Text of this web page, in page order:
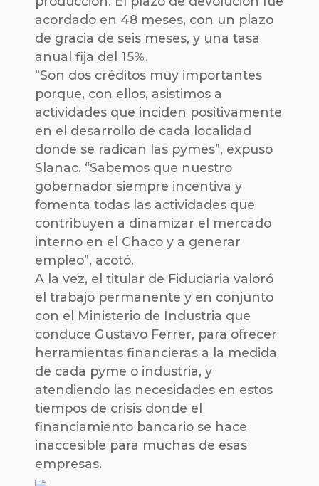
acordado en 48 meses, con un plazo
de gracia de seis meses, y una tasa
anual fija del 15%.
“Son dos créditos muy importantes
porque, con ellos, asistimos a
actividades que inciden positivamente
en el desarrollo de cada localidad
donde se radican las pymes”, expuso
Slanac. “Sabemos que nuestro
gobernador siempre incentiva y
fomenta todas las actividades que
contribuyen a dinamizar el mercado
interno en el Chaco y a generar
empleo”, acotó.
A la vez, el titular de Fiduciaria valoró
el trabajo permanente y en conjunto
con el Ministerio de Industria que
conduce Gustavo Ferrer, para ofrecer
herramientas financieras a la medida
de cada pyme o industria, y
atendiendo las necesidades en estos
tiempos de crisis donde el
financiamiento bancario se hace
inaccesible para muchas de esas
empresas.